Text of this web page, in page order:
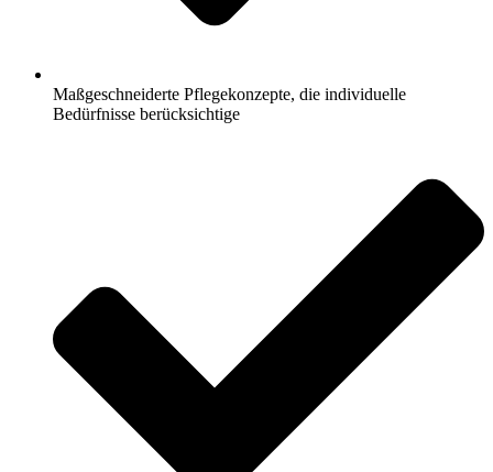
Maßgeschneiderte Pflegekonzepte, die individuelle
Bedürfnisse berücksichtige